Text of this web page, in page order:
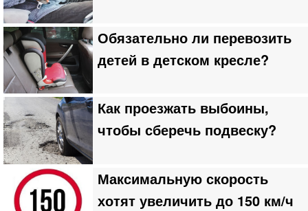
Обязательно ли перевозить
детей в детском кресле?
Как проезжать выбоины,
чтобы сберечь подвеску?
Максимальную скорость
хотят увеличить до 150 км/ч